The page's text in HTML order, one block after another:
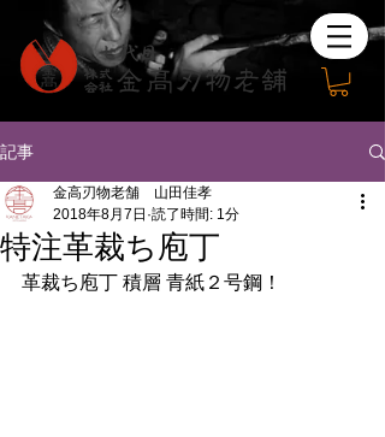
記事
特注革裁ち庖丁
金高刃物老舗 山田佳孝
2018年8月7日 読了時間: 1分
革裁ち庖丁 積層 青紙２号鋼！